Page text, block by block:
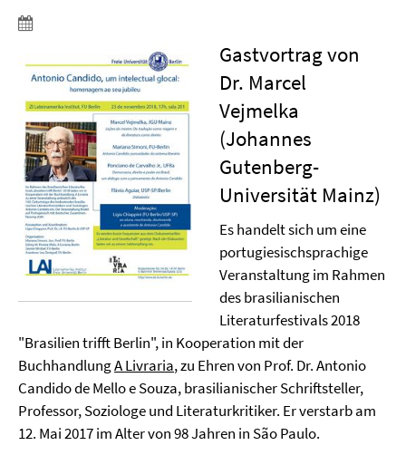
Gastvortrag von
Dr. Marcel
Vejmelka
(Johannes
Gutenberg-
Universität Mainz)
Es handelt sich um eine
portugiesischsprachige
Veranstaltung im Rahmen
des brasilianischen
Literaturfestivals 2018
"Brasilien trifft Berlin", in Kooperation mit der
BuchhandlungA Livraria, zu Ehren von Prof. Dr. Antonio
Candido de Mello e Souza, brasilianischer Schriftsteller,
Professor, Soziologe und Literaturkritiker. Er verstarb am
12. Mai 2017 im Alter von 98 Jahren in São Paulo.